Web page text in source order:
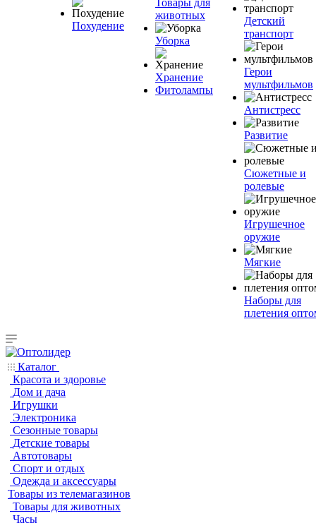
Похудение
Товары для
животных
Уборка
Хранение
Фитолампы
Детский
транспорт
Герои
мультфильмов
Антистресс
Развитие
Сюжетные и
ролевые
Игрушечное
оружие
Мягкие
Наборы для
плетения
Каталог
Красота и здоровье
Дом и дача
Игрушки
Электроника
Сезонные товары
Детские товары
Автотовары
Спорт и отдых
Одежда и аксессуары
Товары из телемагазинов
Товары для животных
Часы